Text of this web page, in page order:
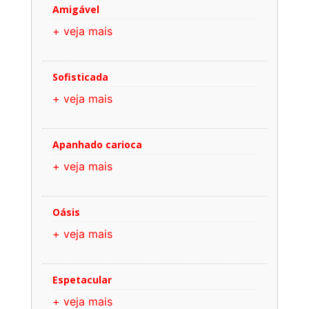
Amigável
+ veja mais
Sofisticada
+ veja mais
Apanhado carioca
+ veja mais
Oásis
+ veja mais
Espetacular
+ veja mais